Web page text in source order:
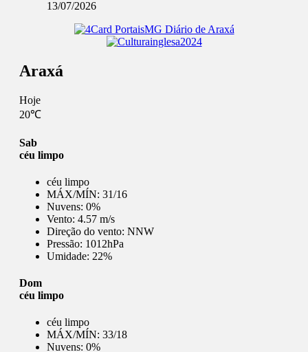
13/07/2026
Araxá
Hoje
20℃
Sab
céu limpo
céu limpo
MÁX/MÍN: 31/16
Nuvens: 0%
Vento: 4.57 m/s
Direção do vento: NNW
Pressão: 1012hPa
Umidade: 22%
Dom
céu limpo
céu limpo
MÁX/MÍN: 33/18
Nuvens: 0%